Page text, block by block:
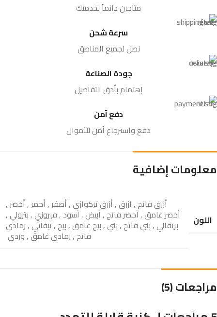
متاحين دائماً لخدمتك
سرعة شحن
نصل لجميع المناطق
جودة الصناعة
إهتمام بأدق التفاصيل
دفع آمن
دفع واسترجاع آمن للأموال
معلومات إضافية
اللون
أزرق فاتح , ازرق,أزرق تركوازي,أصفر,أحمر,أخضر,
أخضر غامق,أخضر فاتح ,أبيض,أسود ,فيروزي,بترولي,
برتقالي,بني فاتح ,بني,بيج غامق,بيج ,تيفاني,رمادي
فاتح ,رمادي غامق,وردي
مراجعات (5)